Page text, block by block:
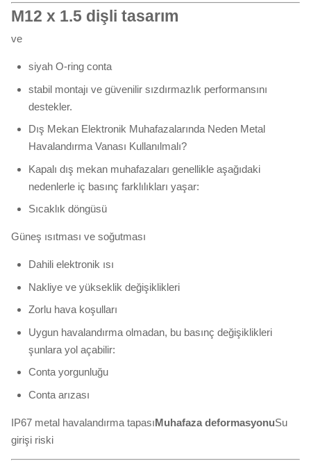
M12 x 1.5 dişli tasarım
ve
siyah O-ring conta
stabil montajı ve güvenilir sızdırmazlık performansını
destekler.
Dış Mekan Elektronik Muhafazalarında Neden Metal
Havalandırma Vanası Kullanılmalı?
Kapalı dış mekan muhafazaları genellikle aşağıdaki
nedenlerle iç basınç farklılıkları yaşar:
Sıcaklık döngüsü
Güneş ısıtması ve soğutması
Dahili elektronik ısı
Nakliye ve yükseklik değişiklikleri
Zorlu hava koşulları
Uygun havalandırma olmadan, bu basınç değişiklikleri
şunlara yol açabilir:
Conta yorgunluğu
Conta arızası
IP67 metal havalandırma tapasıMuhafaza deformasyonuSu
girişi riski